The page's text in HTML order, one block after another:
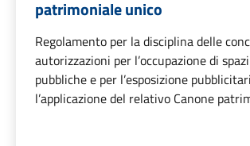
patrimoniale unico
Regolamento per la disciplina delle
autorizzazioni per l’occupazione di
pubbliche e per l’esposizione
l’applicazione del relativo Canone